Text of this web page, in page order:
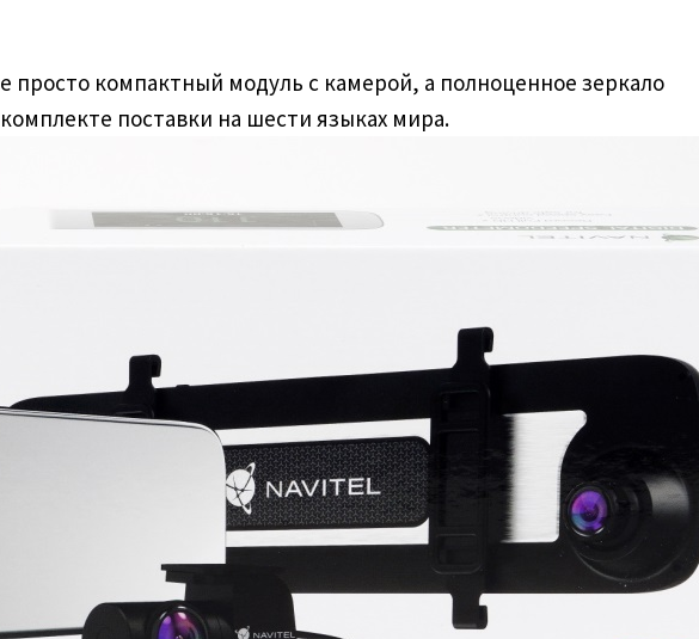
просто компактный модуль с камерой, а полноценное зеркало
поставки на шести языках мира.